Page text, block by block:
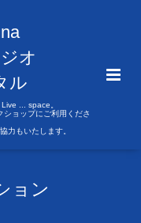
オ
ル
... space。
ョップにご利用くださ
力もいたします。
ョン